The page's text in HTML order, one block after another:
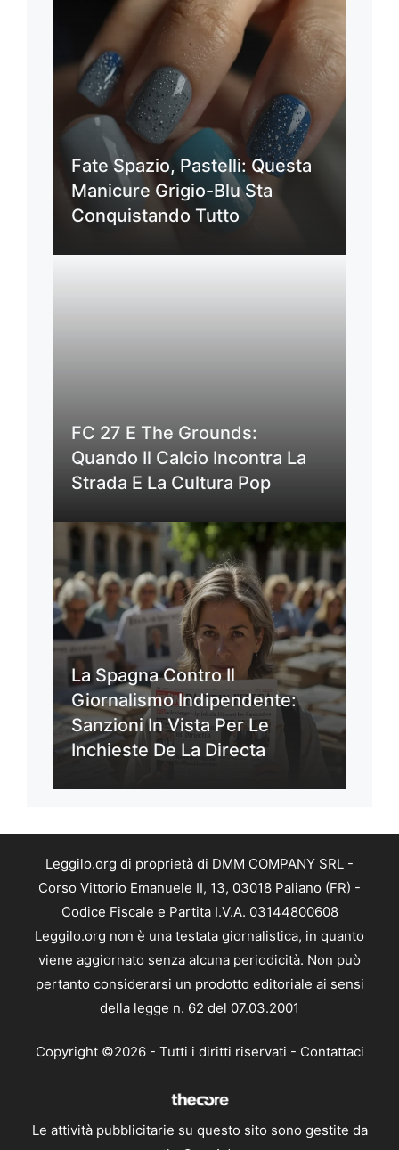
Fate Spazio, Pastelli: Questa
Manicure Grigio-Blu Sta
Conquistando Tutto
FC 27 E The Grounds:
Quando Il Calcio Incontra La
Strada E La Cultura Pop
La Spagna Contro Il
Giornalismo Indipendente:
Sanzioni In Vista Per Le
Inchieste De La Directa
Leggilo.org di proprietà di DMM COMPANY SRL -
Corso Vittorio Emanuele II, 13, 03018 Paliano (FR) -
Codice Fiscale e Partita I.V.A. 03144800608
Leggilo.org non è una testata giornalistica, in quanto
viene aggiornato senza alcuna periodicità. Non può
pertanto considerarsi un prodotto editoriale ai sensi
della legge n. 62 del 07.03.2001
Copyright ©2026 - Tutti i diritti riservati - Contattaci
Le attività pubblicitarie su questo sito sono gestite da